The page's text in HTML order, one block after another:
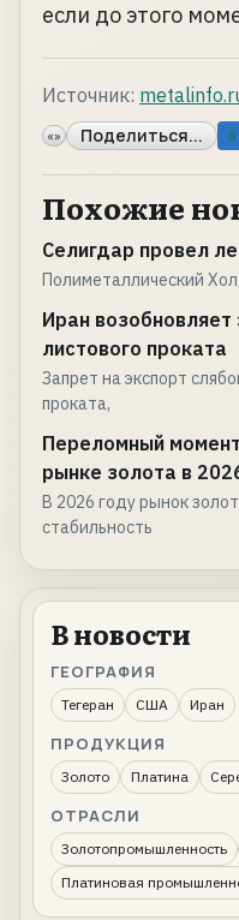
если до этого
Источник:
«» Поделиться... B
Похожие
Селигдар провел
Полиметаллический
Иран возобновляет
листового проката
Запрет на экспорт
проката,
Переломный
рынке золота в
В 2026 году рынок
стабильность
В новости
ГЕОГРАФИЯ
Тегеран США Иран
ПРОДУКЦИЯ
Золото Платина
ОТРАСЛИ
Золотопромышленность
Платиновая